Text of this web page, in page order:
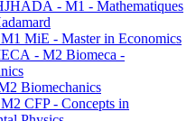
- M1 - Mathematiques
MiE - Master in Economics
- M2 Biomeca -
Biomechanics
CFP - Concepts in